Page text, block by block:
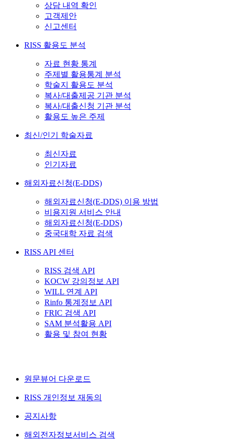
상담 내역 확인
고객제안
신고센터
RISS 활용도 분석
자료 현황 통계
주제별 활용통계 분석
학술지 활용도 분석
복사/대출제공 기관 분석
복사/대출신청 기관 분석
활용도 높은 주제
최신/인기 학술자료
최신자료
인기자료
해외자료신청(E-DDS)
해외자료신청(E-DDS) 이용 방법
비용지원 서비스 안내
해외자료신청(E-DDS)
중국대학 자료 검색
RISS API 센터
RISS 검색 API
KOCW 강의정보 API
WILL 연계 API
Rinfo 통계정보 API
FRIC 검색 API
SAM 분석활용 API
활용 및 참여 현황
원문뷰어 다운로드
RISS 개인정보 재동의
공지사항
해외전자정보서비스 검색